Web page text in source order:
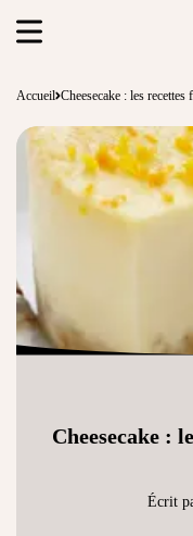
Accueil Cheesecake : les
Cheesecake :
Écrit